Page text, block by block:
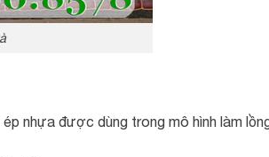
nhựa được dùng trong mô hình làm